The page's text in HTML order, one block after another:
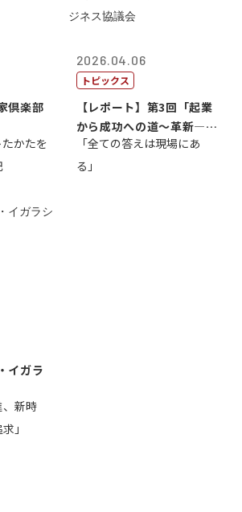
倶楽部
かたを
2026.04.06
トピックス
【レポート】第3回「起業
から成功への道～革新―挑
戦の先にある...
「全ての答えは現場にあ
る」
イガラ
、新時
求」